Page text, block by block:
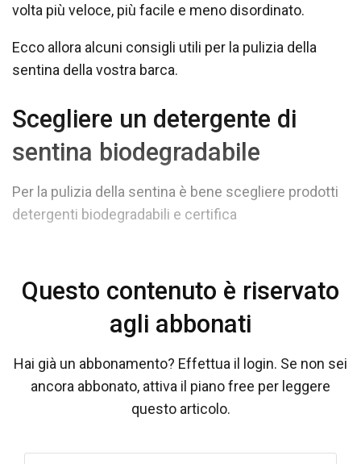
volta più veloce, più facile e meno disordinato.
Ecco allora alcuni consigli utili per la pulizia della
sentina della vostra barca.
Scegliere un detergente di
sentina biodegradabile
Per la pulizia della sentina è bene scegliere prodotti
detergenti biodegradabili e certifica
Questo contenuto è riservato
agli abbonati
Hai già un abbonamento? Effettua il login. Se non sei
ancora abbonato, attiva il piano free per leggere
questo articolo.